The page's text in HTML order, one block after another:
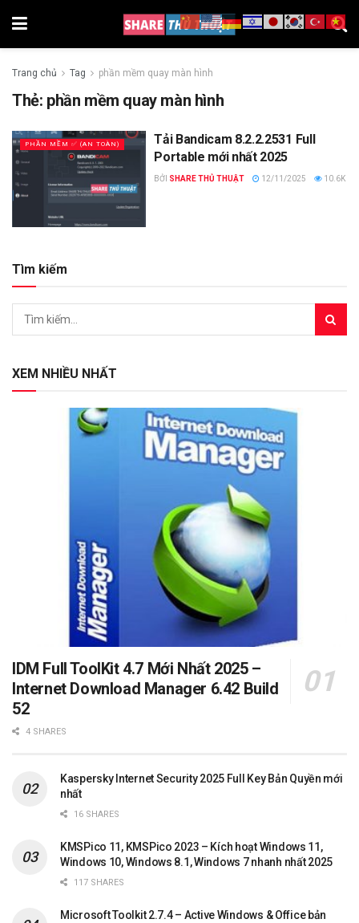
Trang chủ Tag phần mềm quay màn hình
Thẻ: phần mềm quay màn hình
PHẦN MỀM ✅ (AN TOÀN)
Tải Bandicam 8.2.2.2531 Full
Portable mới nhất 2025
BỞI SHARE THỦ THUẬT 12/11/2025 10.6K
Tìm kiếm
XEM NHIỀU NHẤT
IDM Full ToolKit 4.7 Mới Nhất 2025 –
Internet Download Manager 6.42 Build
52
4 SHARES
Kaspersky Internet Security 2025 Full Key Bản Quyền mới
nhất
16 SHARES
KMSPico 11, KMSPico 2023 – Kích hoạt Windows 11,
Windows 10, Windows 8.1, Windows 7 nhanh nhất 2025
117 SHARES
Microsoft Toolkit 2.7.4 – Active Windows & Office bản